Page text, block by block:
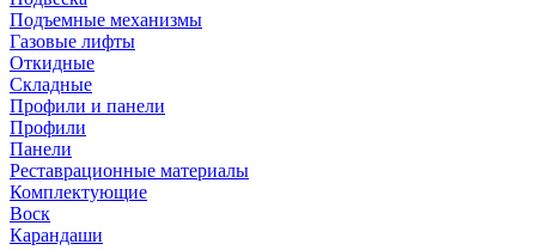
Подъемные механизмы
Газовые лифты
Откидные
Складные
Профили и панели
Профили
Панели
Реставрационные материалы
Комплектующие
Воск
Карандаши